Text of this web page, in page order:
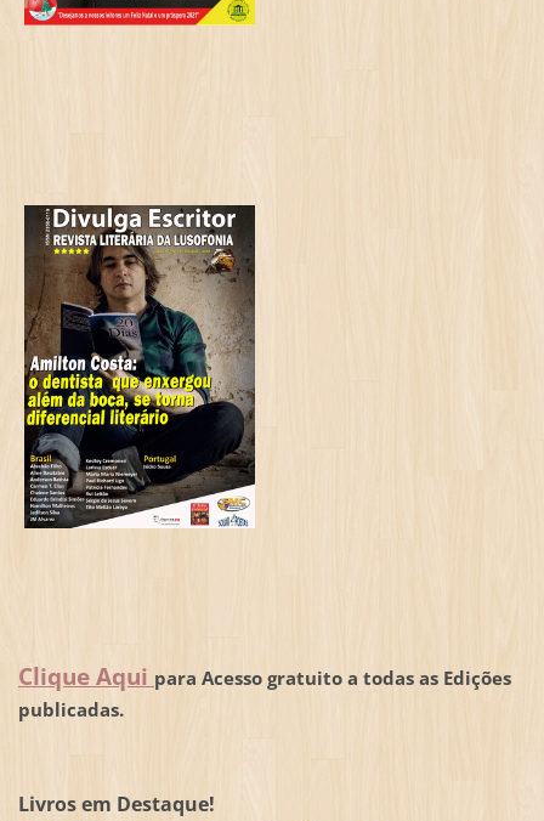
Clique Aqui para Acesso gratuito a todas as Edições
publicadas.
Livros em Destaque!